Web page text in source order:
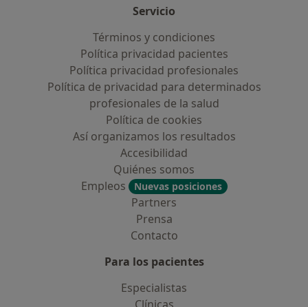
Servicio
Términos y condiciones
Política privacidad pacientes
Política privacidad profesionales
Política de privacidad para determinados
profesionales de la salud
Política de cookies
Así organizamos los resultados
Accesibilidad
Quiénes somos
Empleos
Nuevas posiciones
Partners
Prensa
Contacto
Para los pacientes
Especialistas